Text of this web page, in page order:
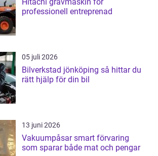
professionell entreprenad
05 juli 2026
Bilverkstad jönköping så hittar du
rätt hjälp för din bil
13 juni 2026
Vakuumpåsar smart förvaring
som sparar både mat och pengar